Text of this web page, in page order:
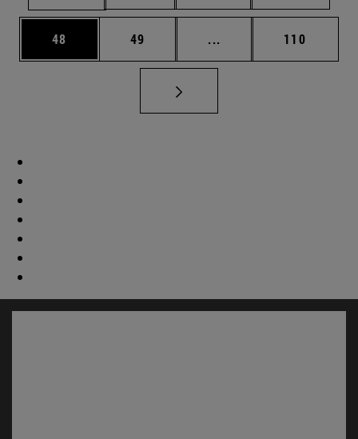
Página
48 Página
49 ... Páginas intermedias
Página
110